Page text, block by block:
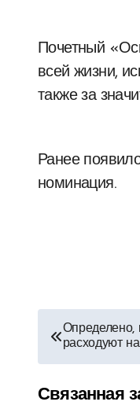
Почетный
всей жизни,
также за
Ранее
номинация.
по
записям
Определено,
расходуют
Связанная